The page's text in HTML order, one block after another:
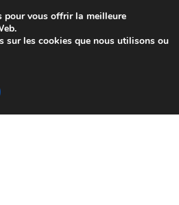
à partir de 7 EUR
de 9 h à 16 h
pour vous offrir la meilleure
sur les cookies que nous utilisons ou